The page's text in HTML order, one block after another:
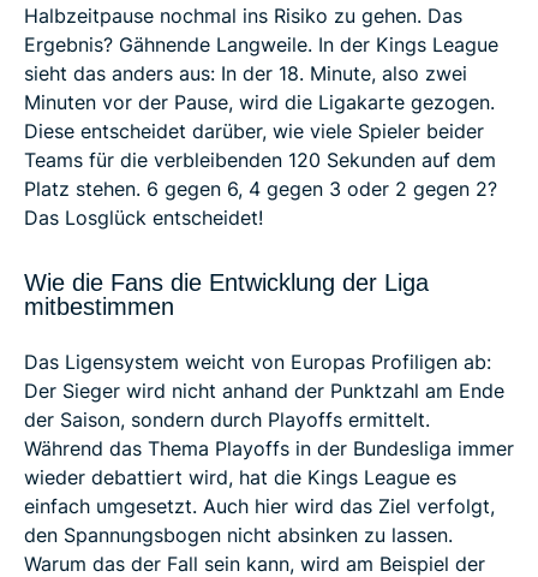
Halbzeitpause nochmal ins Risiko zu gehen. Das
Ergebnis? Gähnende Langweile. In der Kings League
sieht das anders aus: In der 18. Minute, also zwei
Minuten vor der Pause, wird die Ligakarte gezogen.
Diese entscheidet darüber, wie viele Spieler beider
Teams für die verbleibenden 120 Sekunden auf dem
Platz stehen. 6 gegen 6, 4 gegen 3 oder 2 gegen 2?
Das Losglück entscheidet!
Wie die Fans die Entwicklung der Liga
mitbestimmen
Das Ligensystem weicht von Europas Profiligen ab:
Der Sieger wird nicht anhand der Punktzahl am Ende
der Saison, sondern durch Playoffs ermittelt.
Während das Thema Playoffs in der Bundesliga immer
wieder debattiert wird, hat die Kings League es
einfach umgesetzt. Auch hier wird das Ziel verfolgt,
den Spannungsbogen nicht absinken zu lassen.
Warum das der Fall sein kann, wird am Beispiel der